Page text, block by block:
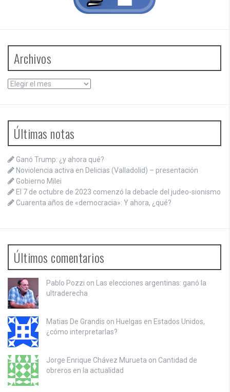
Archivos
Archivos
Últimas notas
Ganó Trump: ¿y ahora qué?
Noviolencia activa en Delicias (Valladolid) – presentación
Gobierno Milei
El 7 de octubre de 2023 comenzó la debacle del judeo-sionismo
Cuarenta años de «democracia»: Y ahora, ¿qué?
Últimos comentarios
Pablo Pozzi on Las elecciones argentinas: ganó la
ultraderecha
Matias De Grandis on Huelgas en Estados Unidos,
¿cómo interpretarlas?
Jorge Enrique Chávez Murueta on Cantidad de
obreros en la actualidad